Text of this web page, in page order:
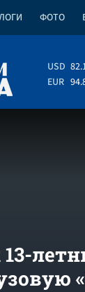
ФОТО
USD
EUR